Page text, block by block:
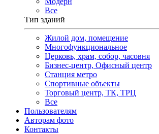
Все
Тип зданий
Жилой дом, помещение
Многофункциональное
Церковь, храм, собор, часовня
Бизнес-центр, Офисный центр
Станция метро
Спортивные объекты
Торговый центр, ТК, ТРЦ
Все
Пользователям
Авторам фото
Контакты